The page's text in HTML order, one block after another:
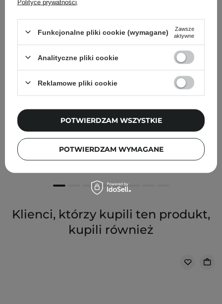
PRZECENA
Masil - 6 Salon Lactobacillus Hair Perfume Oil Moisture -
69,00 zł
64,00 zł
Klienci, którzy kupili ten produkt,
kupili również
Polityce prywatności
Funkcjonalne pliki cookie (wymagane)
Zawsze
aktywne
Analityczne pliki cookie
Reklamowe pliki cookie
POTWIERDZAM WYMAGANE
POTWIERDZAM WSZYSTKIE